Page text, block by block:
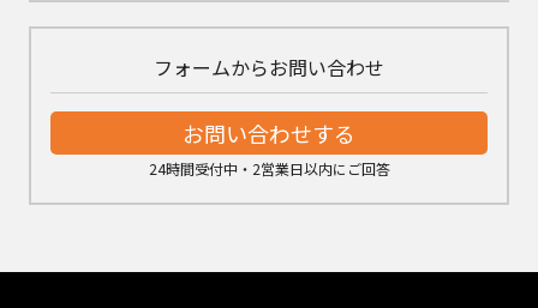
フォームからお問い合わせ
お問い合わせする
24時間受付中・2営業日以内にご回答